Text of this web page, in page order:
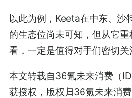
以此为例，Keeta在中东、沙
的生态位尚未可知，但从它
看，一定是值得对手们密切关
本文转载自36氪未来消费（
获授权，版权归36氪未来消